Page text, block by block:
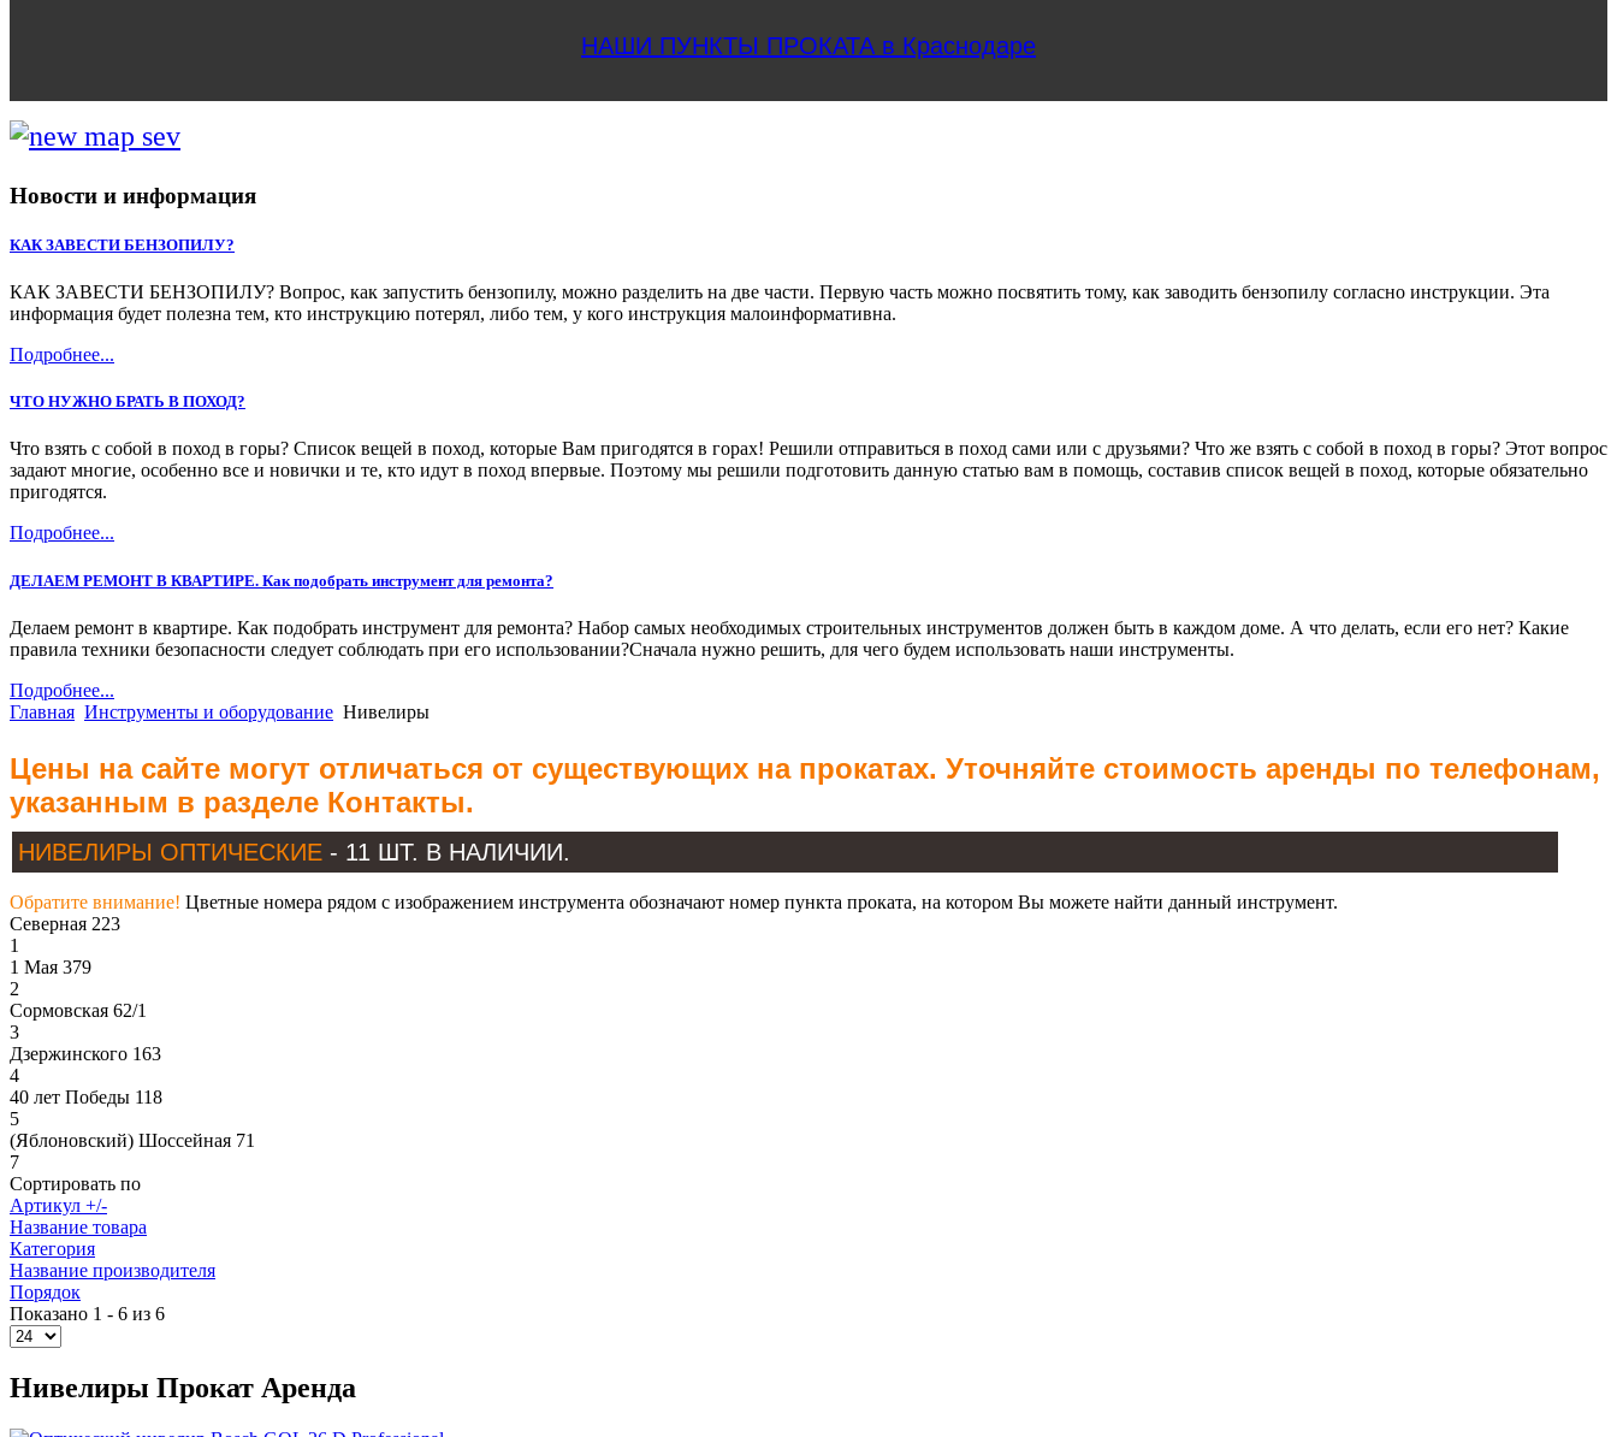
НАШИ ПУНКТЫ ПРОКАТА в Краснодаре
Новости и информация
КАК ЗАВЕСТИ БЕНЗОПИЛУ?
КАК ЗАВЕСТИ БЕНЗОПИЛУ? Вопрос, как запустить бензопилу, можно разделить на две части. Первую часть можно посвятить тому, как заводить бензопилу согласно инструкции. Эта
информация будет полезна тем, кто инструкцию потерял, либо тем, у кого инструкция малоинформативна.
Подробнее...
ЧТО НУЖНО БРАТЬ В ПОХОД?
Что взять с собой в поход в горы? Список вещей в поход, которые Вам пригодятся в горах! Решили отправиться в поход сами или с друзьями? Что же взять с собой в поход в горы? Этот вопрос
задают многие, особенно все и новички и те, кто идут в поход впервые. Поэтому мы решили подготовить данную статью вам в помощь, составив список вещей в поход, которые обязательно
пригодятся.
Подробнее...
ДЕЛАЕМ РЕМОНТ В КВАРТИРЕ. Как подобрать инструмент для ремонта?
Делаем ремонт в квартире. Как подобрать инструмент для ремонта? Набор самых необходимых строительных инструментов должен быть в каждом доме. А что делать, если его нет? Какие
правила техники безопасности следует соблюдать при его использовании?Сначала нужно решить, для чего будем использовать наши инструменты.
Подробнее...
Главная Инструменты и оборудование Нивелиры
Цены на сайте могут отличаться от существующих на прокатах. Уточняйте стоимость аренды по телефонам,
указанным в разделе Контакты.
НИВЕЛИРЫ ОПТИЧЕСКИЕ - 11 ШТ. В НАЛИЧИИ.
Обратите внимание! Цветные номера рядом с изображением инструмента обозначают номер пункта проката, на котором Вы можете найти данный инструмент.
Северная 223
1
1 Мая 379
2
Сормовская 62/1
3
Дзержинского 163
4
40 лет Победы 118
5
(Яблоновский) Шоссейная 71
7
Сортировать по
Артикул +/-
Название товара
Категория
Название производителя
Порядок
Показано 1 - 6 из 6
Нивелиры Прокат Аренда